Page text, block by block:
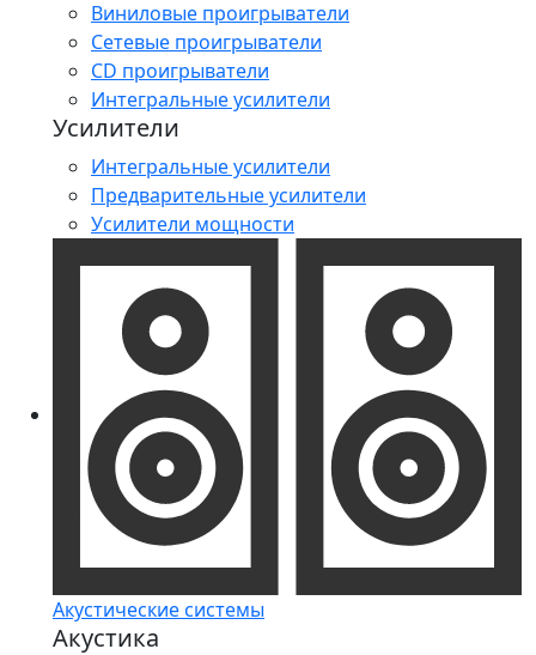
Виниловые проигрыватели
Сетевые проигрыватели
CD проигрыватели
Интегральные усилители
Усилители
Интегральные усилители
Предварительные усилители
Усилители мощности
Акустические системы
Акустика